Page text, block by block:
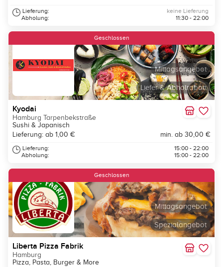
Lieferung:
Abholung:
keine Lieferung
11:30 - 22:00
Liefer & Abholrabatt
Mittagsangebot
Geschlossen
Kyodai
Hamburg Tarpenbekstraße
Sushi & Japanisch
Lieferung: ab 1,00 €
min. ab 30,00 €
Lieferung:
Abholung:
15:00 - 22:00
15:00 - 22:00
Spezialangebot
Mittagsangebot
Geschlossen
Liberta Pizza Fabrik
Hamburg
Pizza, Pasta, Burger & More